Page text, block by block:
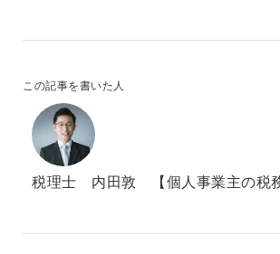
この記事を書いた人
税理士 内田敦 【個人事業主の税務